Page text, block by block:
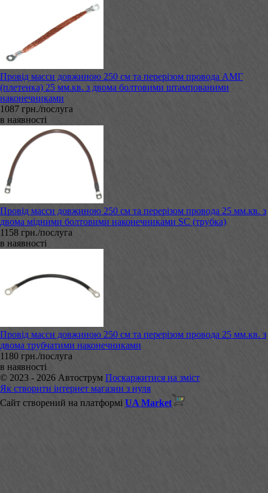
Провід масси довжиною 250 см та перерізом провода АМГ
(плетенка) 25 мм.кв. з двома болтовими штампованими
наконечниками
1087 грн./послуга
в наявності
Провід масси довжиною 250 см та перерізом провода 25 мм.кв. з
двома мідними болтовими наконечниками SC (трубка)
1158 грн./послуга
в наявності
Провід масси довжиною 250 см та перерізом провода 25 мм.кв. з
двома трубчатими наконечниками
1180 грн./послуга
в наявності
© 2023 - 2026 Автострум Поскаржитися на зміст
Як створити інтернет магазин з нуля
Сайт створений на платформі UA Market